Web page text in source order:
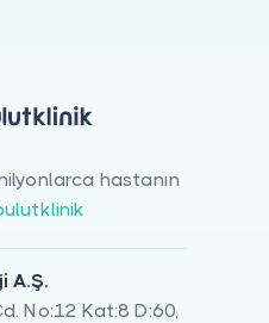
hastanın
A.Ş.
No:12 Kat:8 D:60,